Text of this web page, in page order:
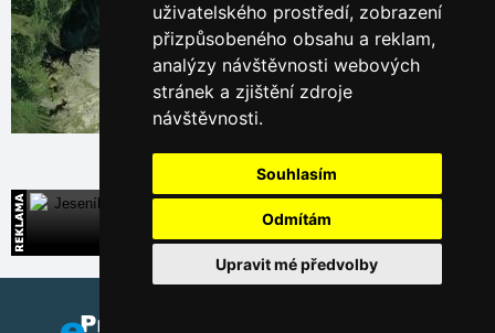
uživatelského prostředí, zobrazení
přizpůsobeného obsahu a reklam,
analýzy návštěvnosti webových
stránek a zjištění zdroje
návštěvnosti.
Souhlasím
Odmítám
Upravit mé předvolby
Jeseníky